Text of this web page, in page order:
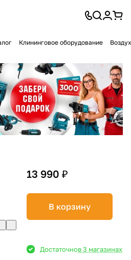
Клининговое оборудование
13 990 ₽
В корзину
Достаточнов 3 магазинах